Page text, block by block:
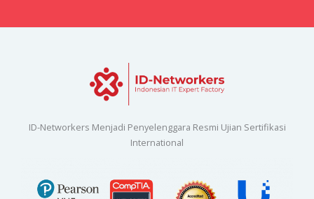
ID-Networkers Menjadi Penyelenggara Resmi Ujian Sertifikasi
International